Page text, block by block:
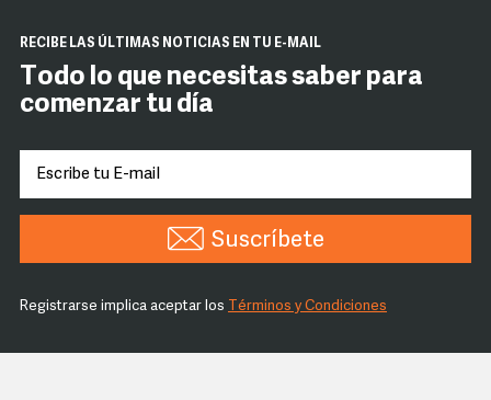
RECIBE LAS ÚLTIMAS NOTICIAS EN TU E-MAIL
Todo lo que necesitas saber para
comenzar tu día
Suscríbete
Registrarse implica aceptar los Términos y Condiciones